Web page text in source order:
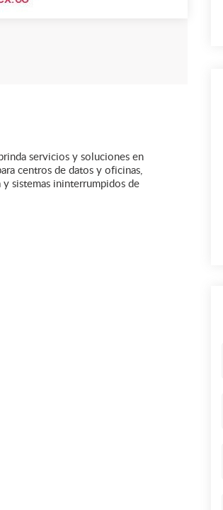
servicios y soluciones en
centros de datos y oficinas,
sistemas ininterrumpidos de